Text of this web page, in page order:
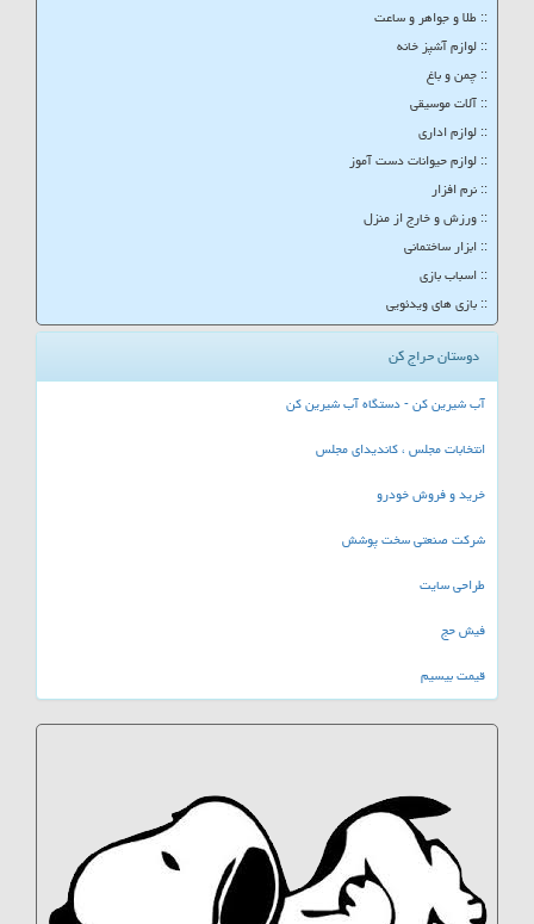
:: طلا و جواهر و ساعت
:: لوازم آشپز خانه
:: چمن و باغ
:: آلات موسیقی
:: لوازم اداری
:: لوازم حیوانات دست آموز
:: نرم افزار
:: ورزش و خارج از منزل
:: ابزار ساختمانی
:: اسباب بازی
:: بازی های ویدئویی
دوستان حراج کن
آب شیرین کن - دستگاه آب شیرین کن
انتخابات مجلس ، کاندیدای مجلس
خرید و فروش خودرو
شرکت صنعتی سخت پوشش
طراحی سایت
فیش حج
قیمت بیسیم